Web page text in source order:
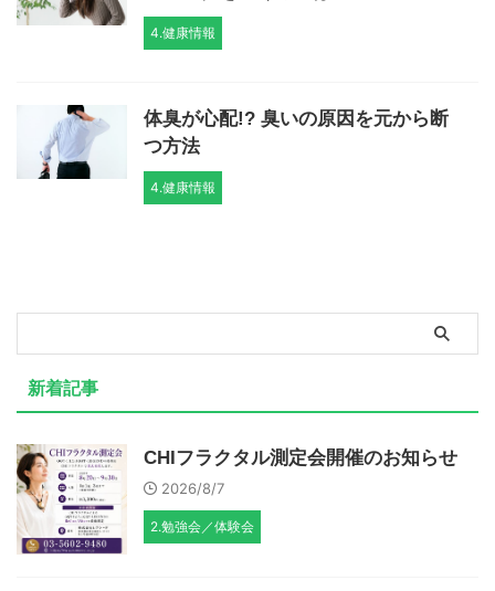
4.健康情報
体臭が心配!? 臭いの原因を元から断
つ方法
4.健康情報
新着記事
CHIフラクタル測定会開催のお知らせ
2026/8/7
2.勉強会／体験会